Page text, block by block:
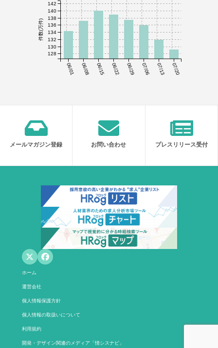
06/01 06/08 06/15 06/22 06/29 07/06 07/13 07/20
件数(万件)
128
130
132
134
136
138
140
142
メールマガジン登録 お問い合わせ プレスリリース受付
ホーム
運営会社
個人情報保護方針
個人情報の取扱いについて
利用規約
開発・デザイン関連のメディア「情シスナビ」